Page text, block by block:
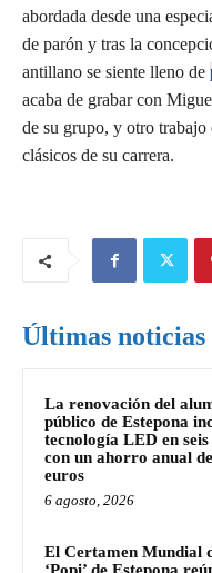
abordada desde una
de parón y tras la
antillano se siente lleno de
acaba de grabar con
de su grupo, y otro
clásicos de su carrera.
Últimas noticias
La renovación del
público de Estepona
tecnología LED en
con un ahorro anual
euros
6 agosto, 2026
El Certamen Mundial